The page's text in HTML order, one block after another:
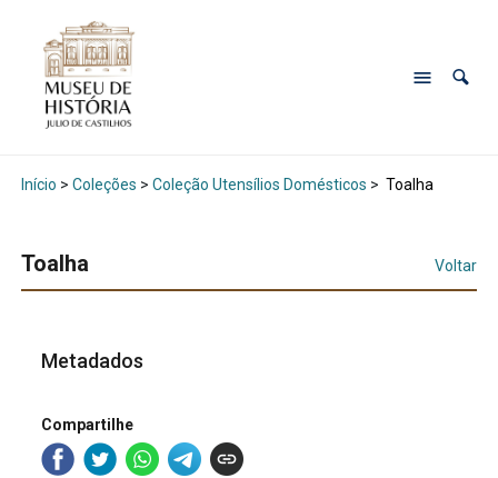
Início > Coleções > Coleção Utensílios Domésticos > Toalha
Toalha Voltar
Metadados
Compartilhe